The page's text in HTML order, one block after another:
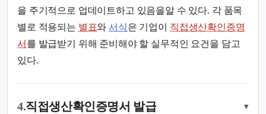
을 주기적으로 업데이트하고 있음을알 수 있다. 각 품목
별로 적용되는 별표와서식은 기업이 직접생산확인증명
서 를 발급받기 위해 준비해야 할 실무적인 요건을 담고
있다.
4.직접생산확인증명서 발급 ▾